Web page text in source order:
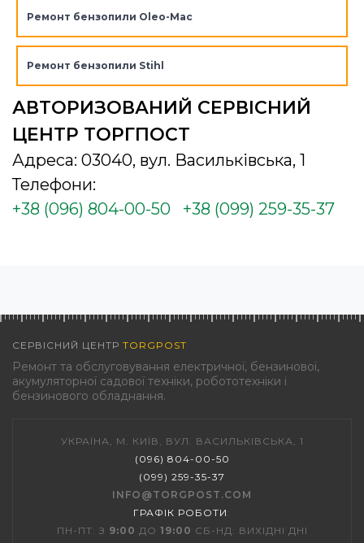
Ремонт бензопили Oleo-Mac
Ремонт бензопили Stihl
АВТОРИЗОВАНИЙ СЕРВІСНИЙ
ЦЕНТР ТОРГПОСТ
Адреса: 03040, вул. Васильківська, 1
Телефони:
+38 (096) 804-00-50
+38 (099) 259-35-37
СЕРВІСНИЙ ЦЕНТР TORGPOST
Ремонт та обслуговування електричної, бензинової,
акумуляторної садової техніки, робототехніки і
бензинового обладнання.
УКРАЇНА, М. КИЇВ, ВУЛ. ВАСИЛЬКІВСЬКА, 1
(096) 804-00-50
(099) 259-35-37
INFO@TORGPOST.COM
ГРАФІК РОБОТИ :
ПН-ПТ: З 9:00 ДО 19:00 СБ-НД: ВИХІДНІ ДНІ